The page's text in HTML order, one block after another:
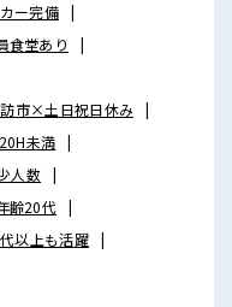
ー完備
食堂あり
市×土日祝日休み
未満
人数
齢20代
以上も活躍